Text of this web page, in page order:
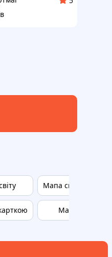
Мапа світу зі
Мапи європи